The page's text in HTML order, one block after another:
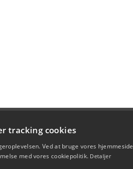
tracking cookies
Ved at bruge vores hjemmeside
med vores cookiepolitik. Detaljer